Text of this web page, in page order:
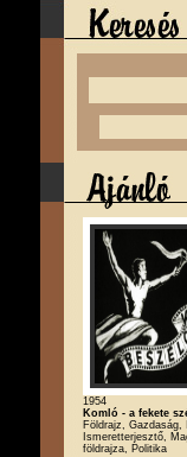
1954
Komló - a fekete
Földrajz, Gazdaság,
Ismeretterjesztő,
földrajza, Politika